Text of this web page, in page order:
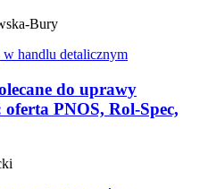
Bury
do uprawy
oferta PNOS, Rol-Spec,